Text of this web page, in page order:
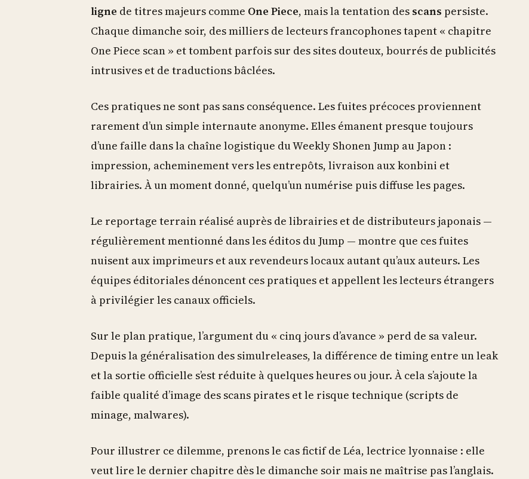
ligne de titres majeurs comme One Piece, mais la tentation des scans persiste.
Chaque dimanche soir, des milliers de lecteurs francophones tapent « chapitre
One Piece scan » et tombent parfois sur des sites douteux, bourrés de publicités
intrusives et de traductions bâclées.
Ces pratiques ne sont pas sans conséquence. Les fuites précoces proviennent
rarement d’un simple internaute anonyme. Elles émanent presque toujours
d’une faille dans la chaîne logistique du Weekly Shonen Jump au Japon :
impression, acheminement vers les entrepôts, livraison aux konbini et
librairies. À un moment donné, quelqu’un numérise puis diffuse les pages.
Le reportage terrain réalisé auprès de librairies et de distributeurs japonais —
régulièrement mentionné dans les éditos du Jump — montre que ces fuites
nuisent aux imprimeurs et aux revendeurs locaux autant qu’aux auteurs. Les
équipes éditoriales dénoncent ces pratiques et appellent les lecteurs étrangers
à privilégier les canaux officiels.
Sur le plan pratique, l’argument du « cinq jours d’avance » perd de sa valeur.
Depuis la généralisation des simulreleases, la différence de timing entre un leak
et la sortie officielle s’est réduite à quelques heures ou jour. À cela s’ajoute la
faible qualité d’image des scans pirates et le risque technique (scripts de
minage, malwares).
Pour illustrer ce dilemme, prenons le cas fictif de Léa, lectrice lyonnaise : elle
veut lire le dernier chapitre dès le dimanche soir mais ne maîtrise pas l’anglais.